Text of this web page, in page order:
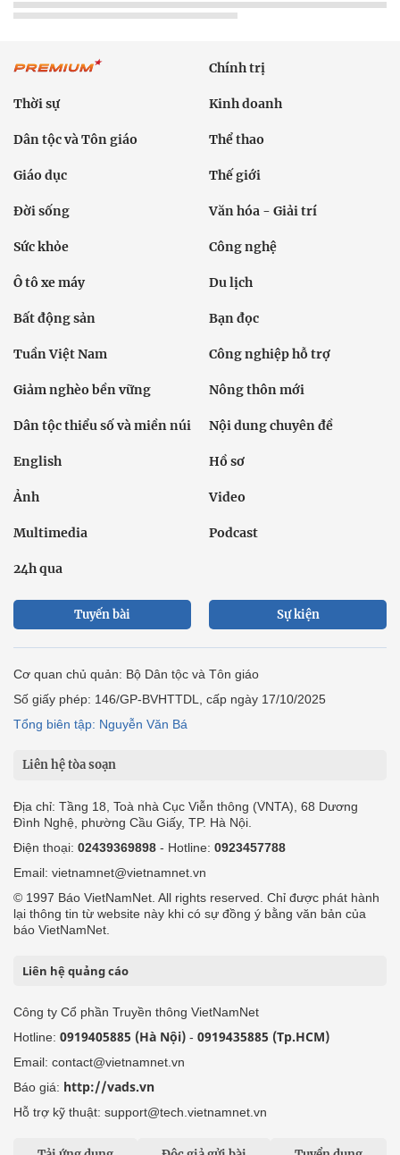
Chính trị
Thời sự Kinh doanh
Dân tộc và Tôn giáo Thể thao
Giáo dục Thế giới
Đời sống Văn hóa - Giải trí
Sức khỏe Công nghệ
Ô tô xe máy Du lịch
Bất động sản Bạn đọc
Tuần Việt Nam Công nghiệp hỗ trợ
Giảm nghèo bền vững Nông thôn mới
Dân tộc thiểu số và miền núi Nội dung chuyên đề
English Hồ sơ
Ảnh Video
Multimedia Podcast
24h qua
Tuyến bài Sự kiện
Cơ quan chủ quản: Bộ Dân tộc và Tôn giáo
Số giấy phép: 146/GP-BVHTTDL, cấp ngày 17/10/2025
Tổng biên tập: Nguyễn Văn Bá
Liên hệ tòa soạn
Địa chỉ: Tầng 18, Toà nhà Cục Viễn thông (VNTA), 68 Dương
Đình Nghệ, phường Cầu Giấy, TP. Hà Nội.
Điện thoại: 02439369898 - Hotline: 0923457788
Email: vietnamnet@vietnamnet.vn
© 1997 Báo VietNamNet. All rights reserved. Chỉ được phát hành
lại thông tin từ website này khi có sự đồng ý bằng văn bản của
báo VietNamNet.
Liên hệ quảng cáo
Công ty Cổ phần Truyền thông VietNamNet
Hotline: 0919405885 (Hà Nội) - 0919435885 (Tp.HCM)
Email: contact@vietnamnet.vn
Báo giá: http://vads.vn
Hỗ trợ kỹ thuật: support@tech.vietnamnet.vn